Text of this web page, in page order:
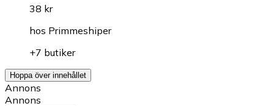
38 kr
hos Primmeshiper
+7 butiker
Hoppa över innehållet
Annons
Annons